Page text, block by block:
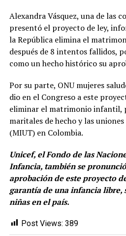
Alexandra Vásquez, una de las
presentó el proyecto de ley,
la República elimina el
después de 8 intentos fallidos,
como un hecho histórico su
Por su parte, ONU mujeres
dio en el Congreso a este
eliminar el matrimonio infantil,
maritales de hecho y las
(MIUT) en Colombia.
Unicef, el Fondo de las
Infancia, también se
aprobación de este proyecto
garantía de una infancia libre,
niñas en el país.
Post Views: 389